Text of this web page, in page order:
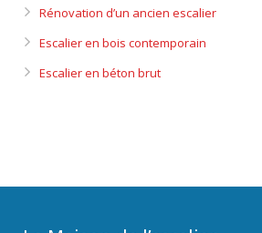
Rénovation d’un ancien escalier
Escalier en bois contemporain
Escalier en béton brut